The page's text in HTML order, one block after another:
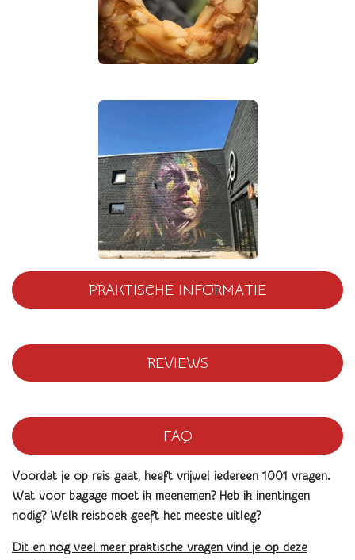
PRAKTISCHE INFORMATIE
REVIEWS
FAQ
Voordat je op reis gaat, heeft vrijwel iedereen 1001 vragen.
Wat voor bagage moet ik meenemen? Heb ik inentingen
nodig? Welk reisboek geeft het meeste uitleg?
Dit en nog veel meer praktische vragen vind je op deze